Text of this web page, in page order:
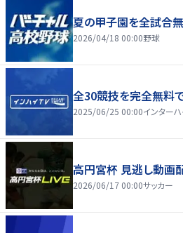
夏の甲子園を全試合無
2026/04/18 00:00野球
全30競技を完全無料で
2025/06/25 00:00インター
高円宮杯 見逃し動画
2026/06/17 00:00サッカー